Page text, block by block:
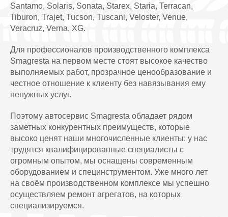
Santamo, Solaris, Sonata, Starex, Staria, Terracan,
Tiburon, Trajet, Tucson, Tuscani, Veloster, Venue,
Veracruz, Verna, XG.
Для профессионалов производственного комплекса
Smagresta на первом месте стоят высокое качество
выполняемых работ, прозрачное ценообразование и
честное отношение к клиенту без навязывания ему
ненужных услуг.
Поэтому автосервис Smagresta обладает рядом
заметных конкурентных преимуществ, которые
высоко ценят наши многочисленные клиенты: у нас
трудятся квалифицированные специалисты с
огромным опытом, мы оснащены современным
оборудованием и специнструментом. Уже много лет
на своём производственном комплексе мы успешно
осуществляем ремонт агрегатов, на которых
специализируемся.